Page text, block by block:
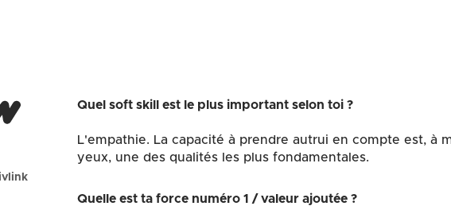
Quel soft skill est le plus important selon toi ?
L'empathie. La capacité à prendre autrui en compte est, à
yeux, une des qualités les plus fondamentales.
Quelle est ta force numéro 1 / valeur ajoutée ?